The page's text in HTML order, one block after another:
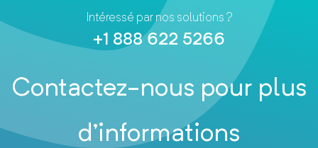
Intéressé par nos solutions ?
+1 888 622 5266
Contactez-nous pour plus
d’informations